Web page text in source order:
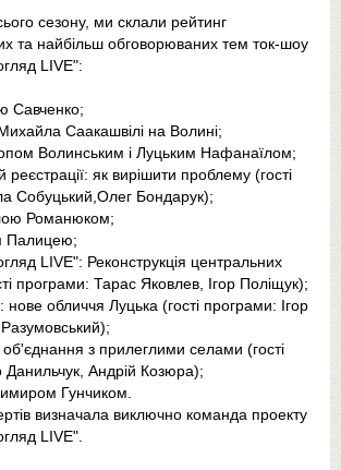
сезону, ми склали рейтинг
та найбільш обговорюваних тем ток-шоу
LIVE":
Савченко;
Саакашвілі на Волині;
Волинським і Луцьким Нафанаїлом;
реєстрації: як вирішити проблему (гості
Собуцький,Олег Бондарук);
Романюком;
Палицею;
LIVE": Реконструкція центральних
програми: Тарас Яковлев, Ігор Поліщук);
нове обличчя Луцька (гості програми: Ігор
з прилеглими селами (гості
Андрій Козюра);
Гунчиком.
визначала виключно команда проекту
LIVE".